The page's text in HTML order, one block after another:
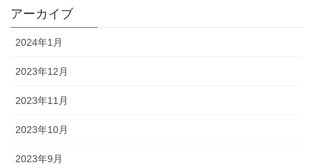
アーカイブ
2024年1月
2023年12月
2023年11月
2023年10月
2023年9月